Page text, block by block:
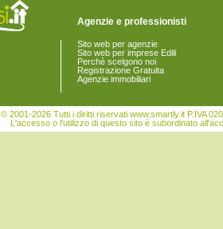
Agenzie e professionisti
Sito web per agenzie
Sito web per imprese Edili
Perchè scelgono noi
Registrazione Gratuita
Agenzie immobiliari
© 2001-2026 Tutti i diritti riservati www.smartly.it P.IVA
L'accesso o l'utilizzo di questo sito è subordinato